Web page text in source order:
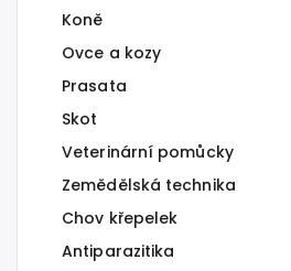
Koně
Ovce a kozy
Prasata
Skot
Veterinární pomůcky
Zemědělská technika
Chov křepelek
Antiparazitika